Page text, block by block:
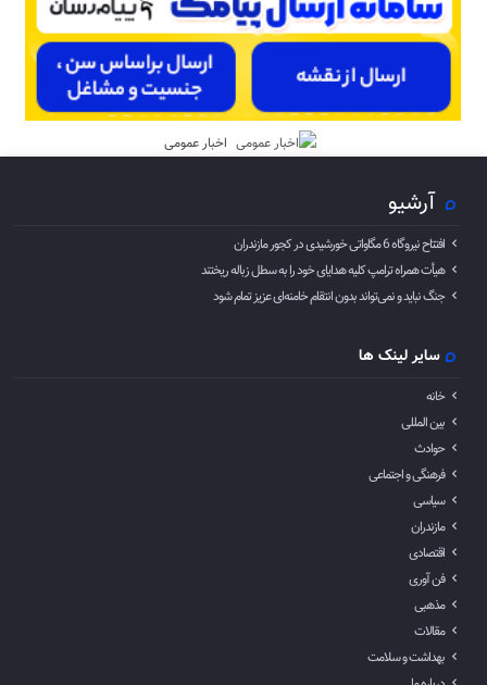
اخبار عمومی
آرشیو
افتتاح نیروگاه 6 مگاواتی خورشیدی در کجور مازندران
هیأت همراه ترامپ کلیه هدایای خود را به سطل زباله ریختند
جنگ نباید و نمی‌تواند بدون انتقام خامنه‌ای عزیز تمام شود
سایر لینک ها
خانه
بین المللی
حوادث
فرهنگی و اجتماعی
سیاسی
مازندران
اقتصادی
فن آوری
مذهبی
مقالات
بهداشت و سلامت